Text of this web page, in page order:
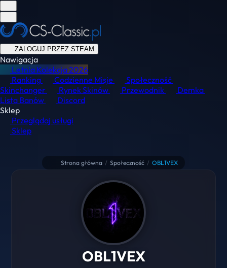
ZALOGUJ PRZEZ STEAM
Nawigacja
Letnia Kolekcja2026
Ranking
Codzienne Misje
Społeczność
Skinchanger
Rynek Skinów Przewodnik
Demka
Lista Banów
Discord
Sklep
Przeglądaj usługi
Sklep
Strona główna / Społeczność / OBL1VEX
OBL1VEX